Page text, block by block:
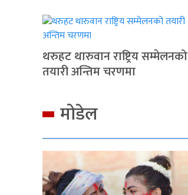
थरुहट थारुवान राष्ट्रिय सम्मेलनको
तयारी अन्तिम चरणमा
मोडेल